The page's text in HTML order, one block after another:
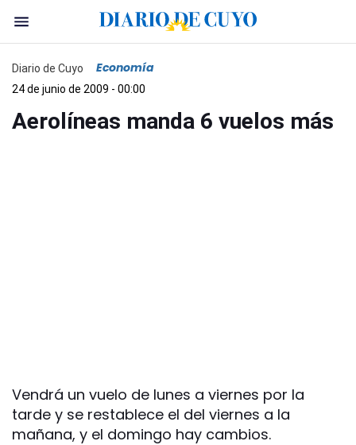
Diario de Cuyo Economía
24 de junio de 2009 - 00:00
Aerolíneas manda 6 vuelos más
Vendrá un vuelo de lunes a viernes por la
tarde y se restablece el del viernes a la
mañana, y el domingo hay cambios.